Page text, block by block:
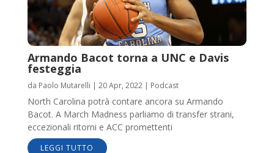
Armando Bacot torna a UNC e Davis
festeggia
da Paolo Mutarelli | 20 Apr, 2022| Podcast
North Carolina potrà contare ancora su Armando
Bacot. A March Madness parliamo di transfer strani,
eccezionali ritorni e ACC promettenti
LEGGI TUTTO